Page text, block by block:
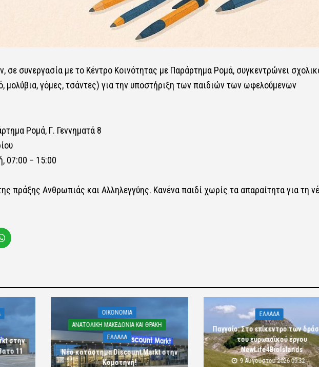
συνεργασία με το Κέντρο Κοινότητας με Παράρτημα Ρομά, συγκεντρώνει
μολύβια, γόμες, τσάντες) για την υποστήριξη των παιδιών των ωφελούμενων
Ρομά, Γ. Γεννηματά 8
07:00 – 15:00
πράξης Ανθρωπιάς και Αλληλεγγύης. Κανένα παιδί χωρίς τα απαραίτητα για τη
στην
11
OIKONOMIA
ΑΝΑΤΟΛΙΚΗ ΜΑΚΕΔΟΝΙΑ ΚΑΙ ΘΡΑΚΗ
ΕΛΛΑΔΑ
Νέο κατάστημα Discount Markt στην
Κομοτηνή!
ΕΛΛΑΔΑ
Παγγαίο: Στο επίκεντρο των
του ευρωπαϊκού έργου
NewLife4BioIslands
9 Αυγούστου 2026 09:32